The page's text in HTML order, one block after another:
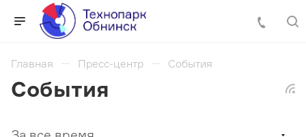
Главная Пресс-центр События
События